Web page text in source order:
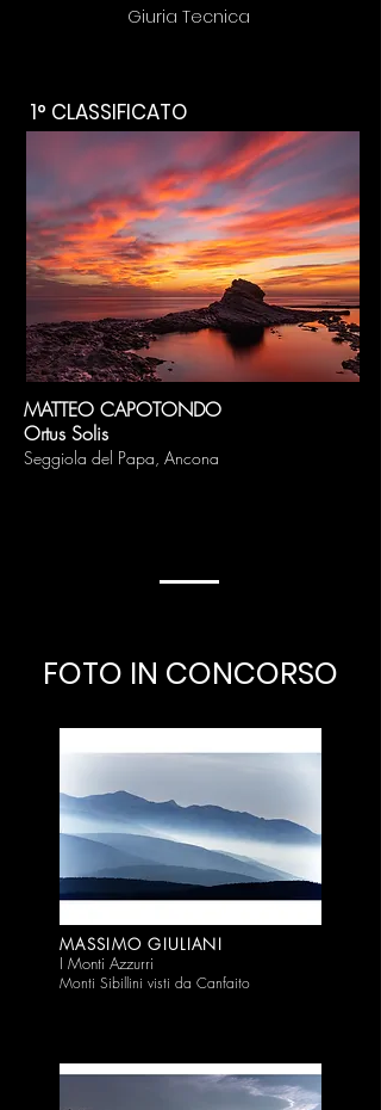
Giuria Tecnica
1° CLASSIFICATO
MATTEO CAPOTONDO
Ortus Solis
Seggiola del Papa, Ancona
FOTO IN CONCORSO
MASSIMO GIULIANI
I Monti Azzurri
Monti Sibillini visti da Canfaito